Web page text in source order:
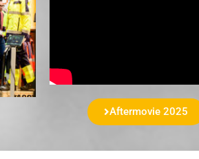
Aftermovie 2025